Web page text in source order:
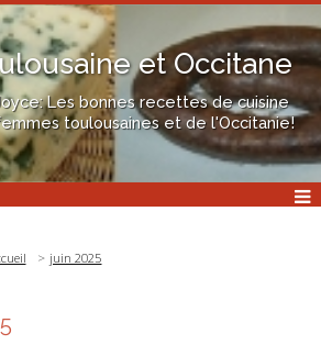
et Occitane
Les bonnes recettes de cuisine
toulousaines et de l'Occitanie!
juin 2025